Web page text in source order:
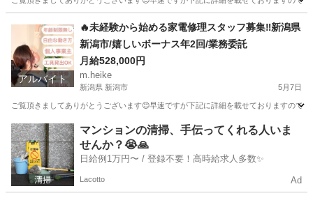
その他 スタッフ
アルバイト
🔥未経験から始める家電修理スタッフ募集‼️新潟県
新潟市/嬉しいボーナス年2回/業務委託
月給528,000円
m.heike
新潟県 新潟市 5月7日
ご覧頂きましてありがとうございます😊早速ですが下記に詳細を載せておりますので
新潟 新潟市 その他 スタッフ
マンションの清掃、手伝ってくれる人いま
せんか？😭🙏
日給例1万円〜 / 登録不要！高時給求人多数✨
Lacotto Ad